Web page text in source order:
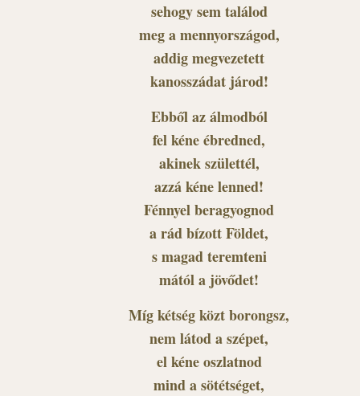
sehogy sem találod
meg a mennyországod,
addig megvezetett
kanosszádat járod!
Ebből az álmodból
fel kéne ébredned,
akinek születtél,
azzá kéne lenned!
Fénnyel beragyognod
a rád bízott Földet,
s magad teremteni
mától a jövődet!
Míg kétség közt borongsz,
nem látod a szépet,
el kéne oszlatnod
mind a sötétséget,